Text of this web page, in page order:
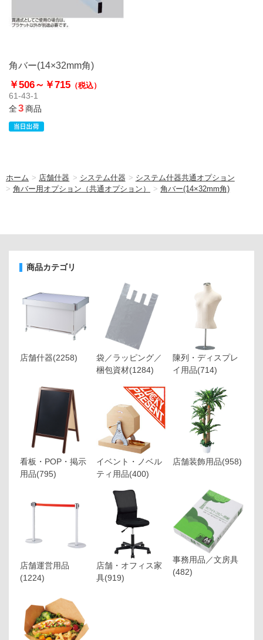
角バー(14×32mm角)
￥506～ ￥715 （税込）
61-43-1
全3商品
ホーム > 店舗什器 > システム什器 > システム什器共通オプション
> 角バー用オプション（共通オプション） >角バー(14×32mm角)
商品カテゴリ
店舗什器(2258)
袋／ラッピング／
梱包資材(1284)
陳列・ディスプレ
イ用品(714)
看板・POP・掲示
用品(795)
イベント・ノベル
ティ用品(400)
店舗装飾用品(958)
店舗運営用品
(1224)
店舗・オフィス家
具(919)
事務用品／文房具
(482)